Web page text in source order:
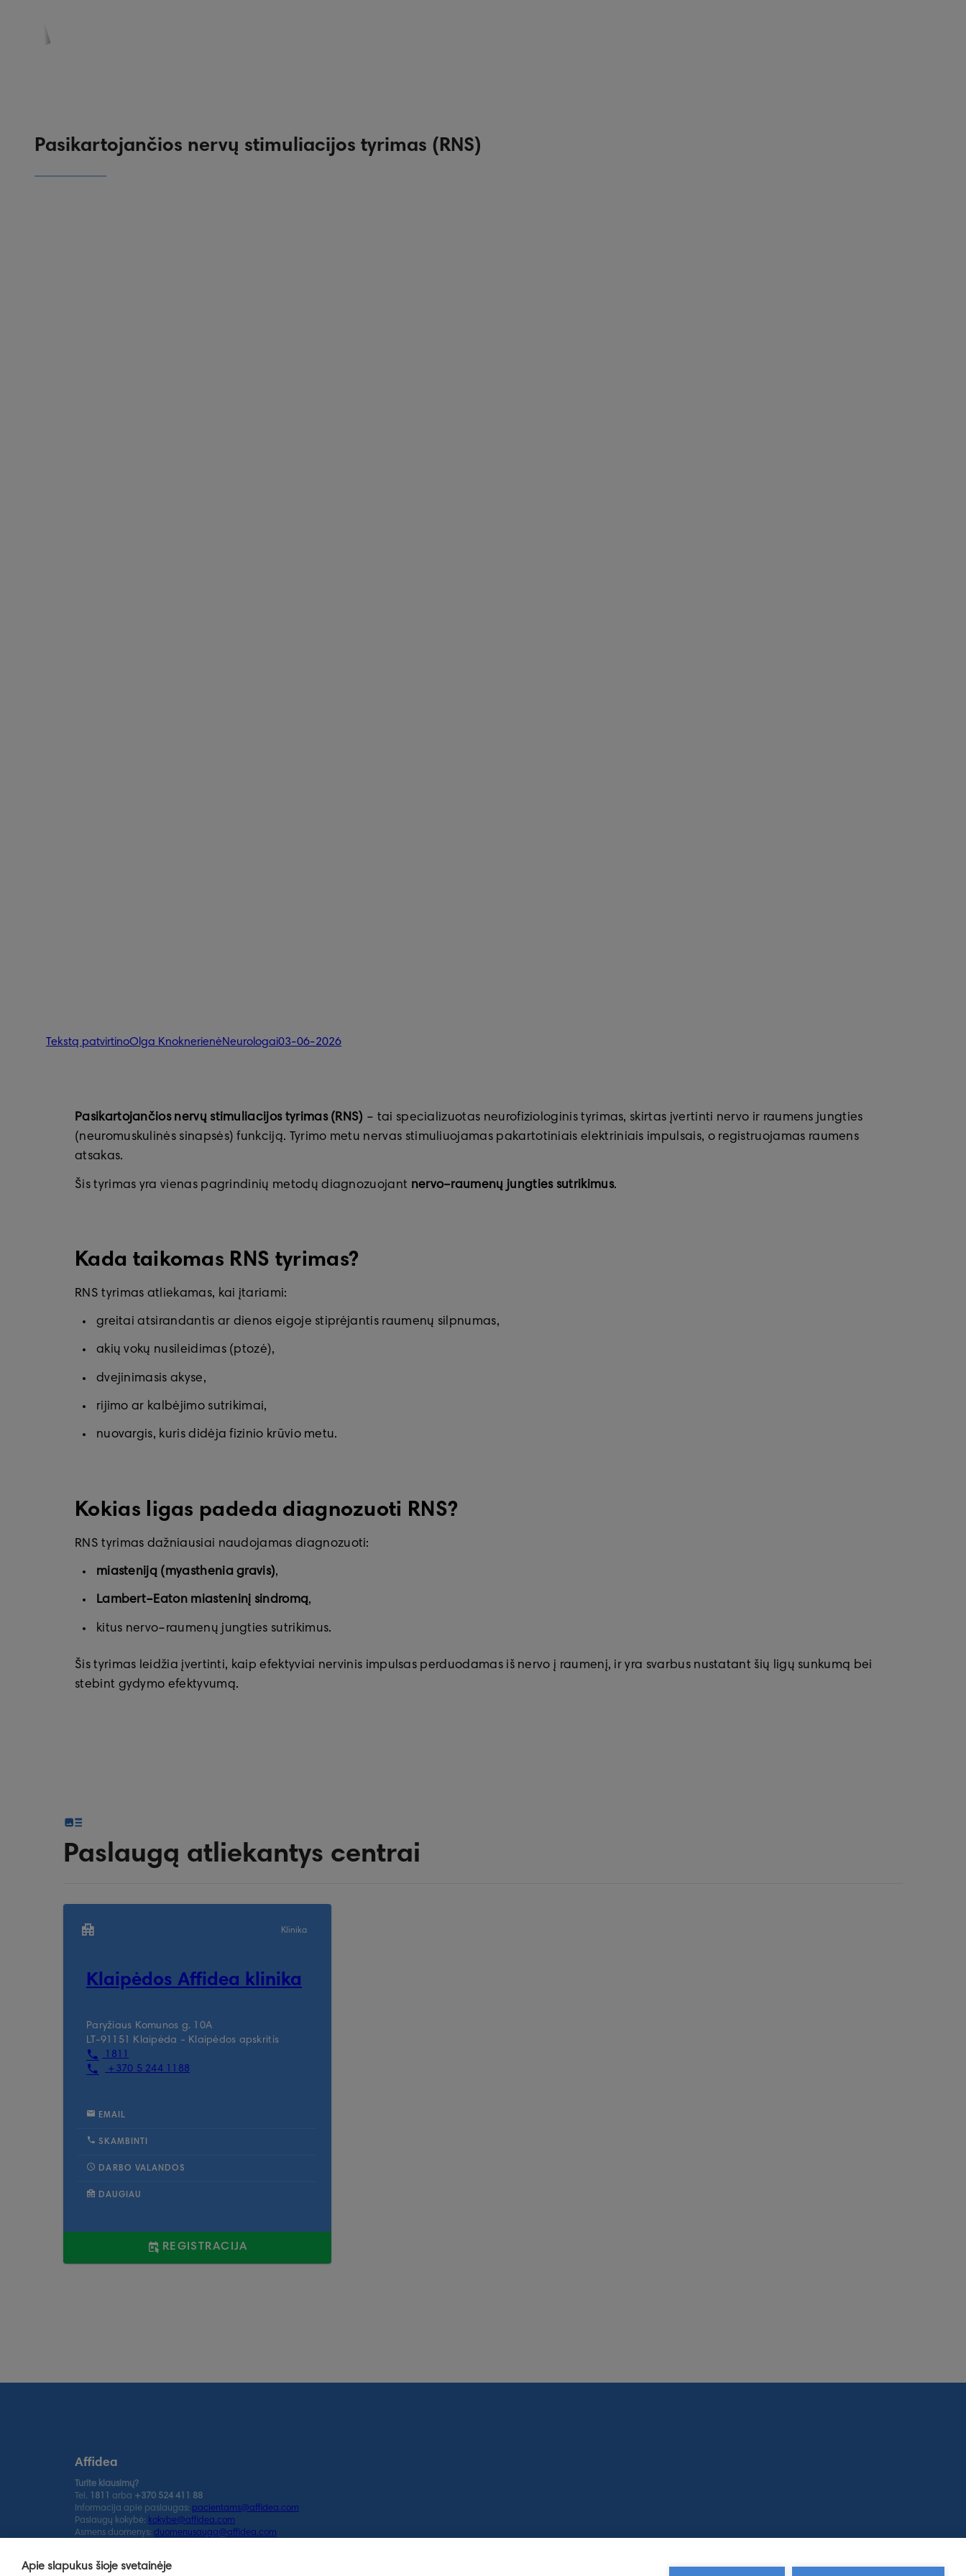
Apie slapukus šioje svetainėje
Pasikartojančios nervų stimuliacijos tyrimas (RNS)
Tekstą patvirtinoOlga KnoknerienėNeurologai03-06-2026
Pasikartojančios nervų stimuliacijos tyrimas (RNS) – tai specializuotas neurofiziologinis tyrimas, skirtas įvertinti nervo ir raumens jungties
(neuromuskulinės sinapsės) funkciją. Tyrimo metu nervas stimuliuojamas pakartotiniais elektriniais impulsais, o registruojamas raumens
atsakas.
Šis tyrimas yra vienas pagrindinių metodų diagnozuojant nervo–raumenų jungties sutrikimus.
Kada taikomas RNS tyrimas?
RNS tyrimas atliekamas, kai įtariami:
greitai atsirandantis ar dienos eigoje stiprėjantis raumenų silpnumas,
akių vokų nusileidimas (ptozė),
dvejinimasis akyse,
rijimo ar kalbėjimo sutrikimai,
nuovargis, kuris didėja fizinio krūvio metu.
Kokias ligas padeda diagnozuoti RNS?
RNS tyrimas dažniausiai naudojamas diagnozuoti:
miasteniją (myasthenia gravis),
Lambert–Eaton miasteninį sindromą,
kitus nervo–raumenų jungties sutrikimus.
Šis tyrimas leidžia įvertinti, kaip efektyviai nervinis impulsas perduodamas iš nervo į raumenį, ir yra svarbus nustatant šių ligų sunkumą bei
stebint gydymo efektyvumą.
Paslaugą atliekantys centrai
Klinika
Klaipėdos Affidea klinika
Paryžiaus Komunos g. 10A
LT-91151 Klaipėda - Klaipėdos apskritis
1811
+370 5 244 1188
EMAIL
SKAMBINTI
DARBO VALANDOS
DAUGIAU
REGISTRACIJA
Affidea
Turite klausimų?
Tel.
1811 arba +370 524 411 88
Informacija apie paslaugas: pacientams@affidea.com
Paslaugų kokybė: kokybe@affidea.com
Asmens duomenys: duomenusauga@affidea.com
UAB Affidea Lietuva